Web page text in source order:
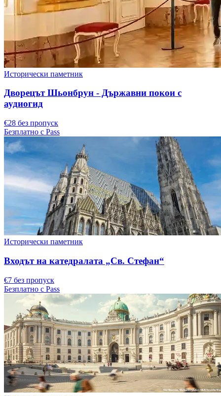
Исторически паметник
Дворецът Шьонбрун - Държавни покои с
аудиогид
€28 без пропуск
Безплатно с Pass
Исторически паметник
Входът на катедралата „Св. Стефан“
€7 без пропуск
Безплатно с Pass